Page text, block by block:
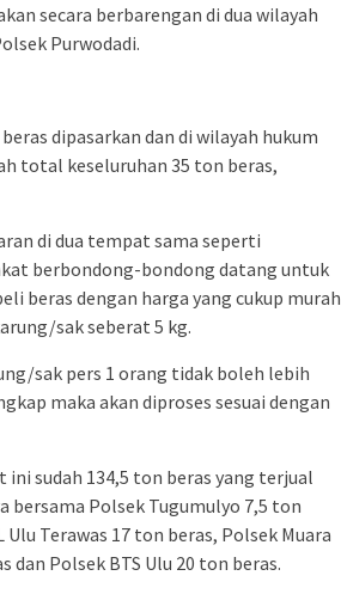
secara berbarengan di dua wilayah
Purwodadi.
dipasarkan dan di wilayah hukum
total keseluruhan 35 ton beras,
di dua tempat sama seperti
berbondong-bondong datang untuk
beras dengan harga yang cukup murah
sak seberat 5 kg.
sak pers 1 orang tidak boleh lebih
maka akan diproses sesuai dengan
sudah 134,5 ton beras yang terjual
bersama Polsek Tugumulyo 7,5 ton
Terawas 17 ton beras, Polsek Muara
Polsek BTS Ulu 20 ton beras.